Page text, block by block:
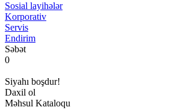
Sosial layihələr
Korporativ
Servis
Endirim
Səbət
0
Siyahı boşdur!
Daxil ol
Məhsul Kataloqu